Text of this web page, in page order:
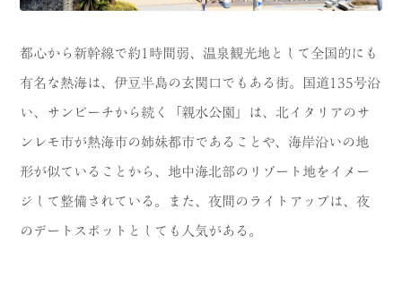
動物と触れ合える場所 カフェ・スイーツ
神社仏閣 食
人 洞窟・島
宿
ABOUT
MODEL COURSE
都心から新幹線で約1時間弱、温泉観光地として全国的にも
有名な熱海は、伊豆半島の玄関口でもある街。国道135号沿
い、サンビーチから続く「親水公園」は、北イタリアのサ
ンレモ市が熱海市の姉妹都市であることや、海岸沿いの地
形が似ていることから、地中海北部のリゾート地をイメー
ジして整備されている。また、夜間のライトアップは、夜
のデートスポットとしても人気がある。